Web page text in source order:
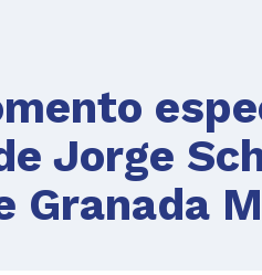
Jorge
Granada